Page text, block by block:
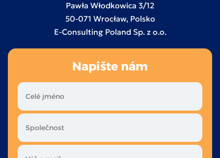
Pawła Włodkowica 3/12
50-071 Wrocław, Polsko
E-Consulting Poland Sp. z o.o.
Napište nám